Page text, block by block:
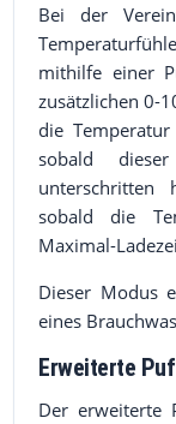
Bei der
mithilfe einer
zusätzlichen 0-
die
sobald
unterschritten
sobald die
Maximal-
Dieser Modus
eines
Erweiterte
Der erweiterte